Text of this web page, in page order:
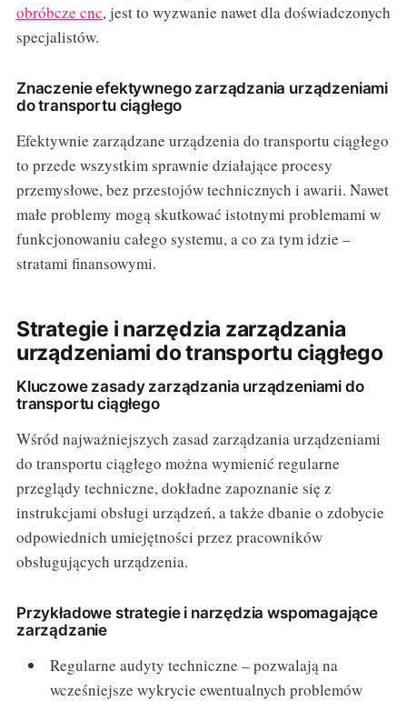
obróbcze cnc, jest to wyzwanie nawet dla doświadczonych
specjalistów.
Znaczenie efektywnego zarządzania urządzeniami
do transportu ciągłego
Efektywnie zarządzane urządzenia do transportu ciągłego
to przede wszystkim sprawnie działające procesy
przemysłowe, bez przestojów technicznych i awarii. Nawet
małe problemy mogą skutkować istotnymi problemami w
funkcjonowaniu całego systemu, a co za tym idzie –
stratami finansowymi.
Strategie i narzędzia zarządzania
urządzeniami do transportu ciągłego
Kluczowe zasady zarządzania urządzeniami do
transportu ciągłego
Wśród najważniejszych zasad zarządzania urządzeniami
do transportu ciągłego można wymienić regularne
przeglądy techniczne, dokładne zapoznanie się z
instrukcjami obsługi urządzeń, a także dbanie o zdobycie
odpowiednich umiejętności przez pracowników
obsługujących urządzenia.
Przykładowe strategie i narzędzia wspomagające
zarządzanie
Regularne audyty techniczne – pozwalają na
wcześniejsze wykrycie ewentualnych problemów